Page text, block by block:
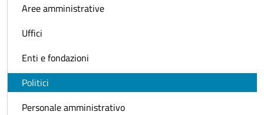
Aree amministrative
Uffici
Enti e fondazioni
Politici
Personale amministrativo